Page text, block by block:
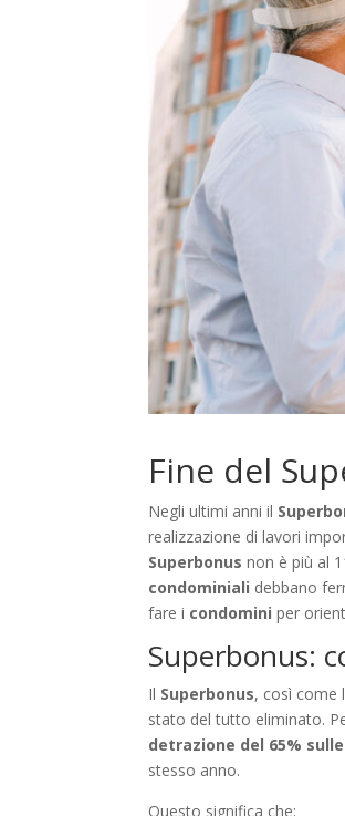
Fine del
Negli ultimi anni il
realizzazione di lavori
Superbonus non è più al
condominiali debbano
fare i condomini per
Superbonus:
Il Superbonus, così come
stato del tutto eliminato.
detrazione del 65%
stesso anno.
Questo significa che: